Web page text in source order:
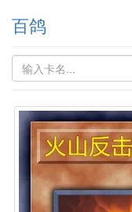
百鸽